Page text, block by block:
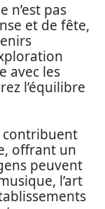
n’est pas
et de fête,
avec les
l’équilibre
contribuent
offrant un
peuvent
l’art